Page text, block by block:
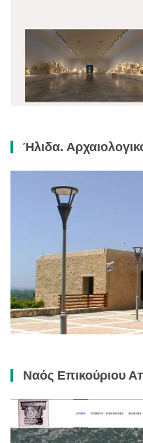
Ήλιδα.
Ναός Επικούριου